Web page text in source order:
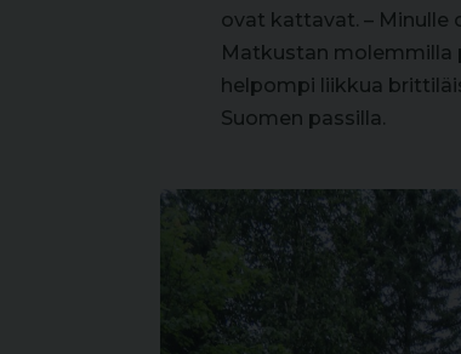
ovat kattavat. – Minulle
Matkustan molemmilla
helpompi liikkua
Suomen passilla.